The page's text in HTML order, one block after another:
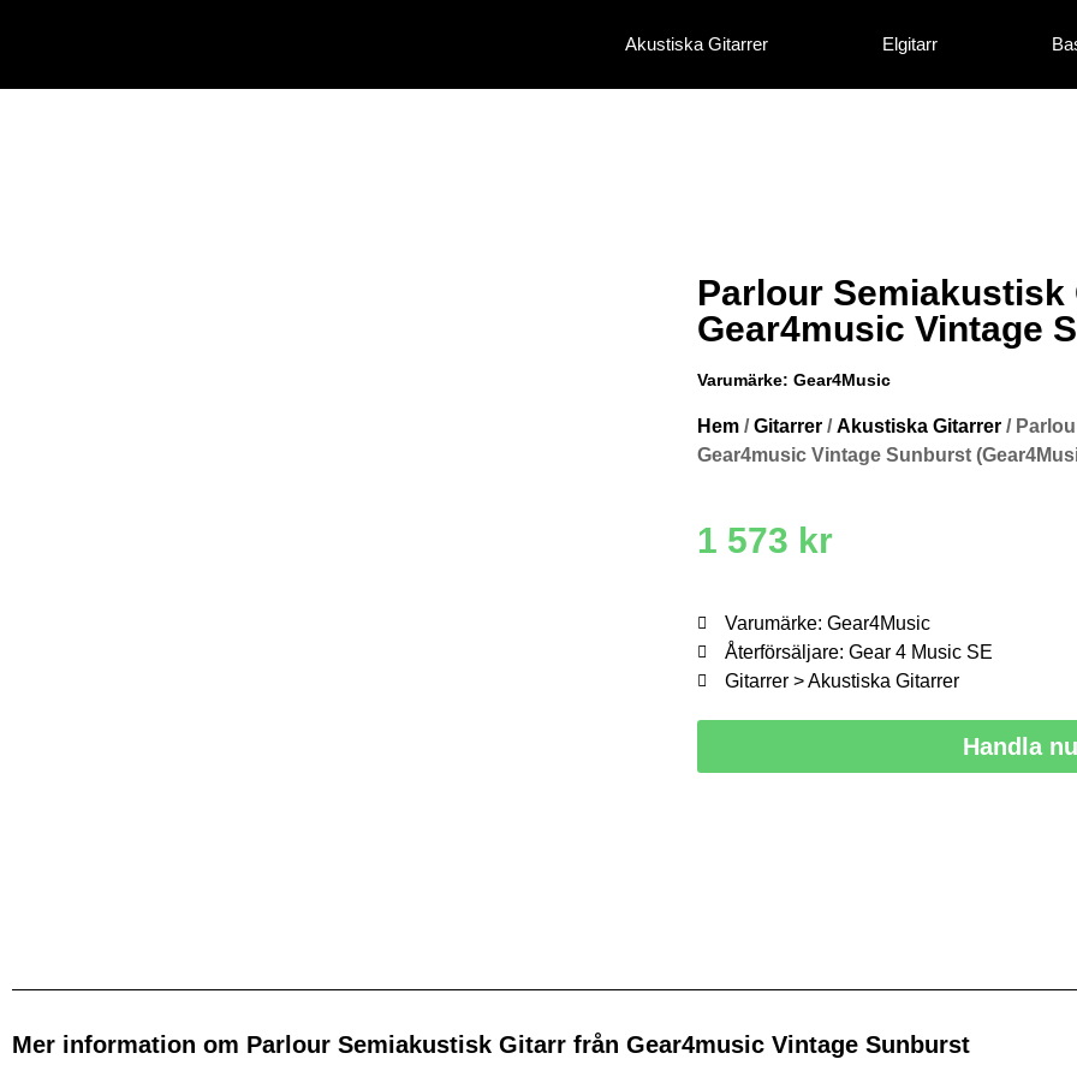
Akustiska Gitarrer Elgitarr
Parlour Semiakustisk
Gear4music Vintage
Varumärke: Gear4Music
Hem /Gitarrer /Akustiska Gitarrer /
Gear4music Vintage Sunburst
1 573 kr
Varumärke: Gear4Music
Återförsäljare: Gear 4 Music SE
Gitarrer > Akustiska Gitarrer
Handla nu
Mer information om Parlour Semiakustisk Gitarr från Gear4music Vintage Sunburst